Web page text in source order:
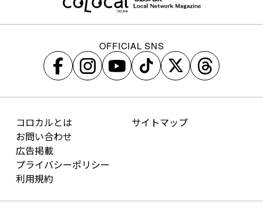
OFFICIAL SNS
コロカルとは
お問い合わせ
広告掲載
プライバシーポリシー
利用規約
サイトマップ